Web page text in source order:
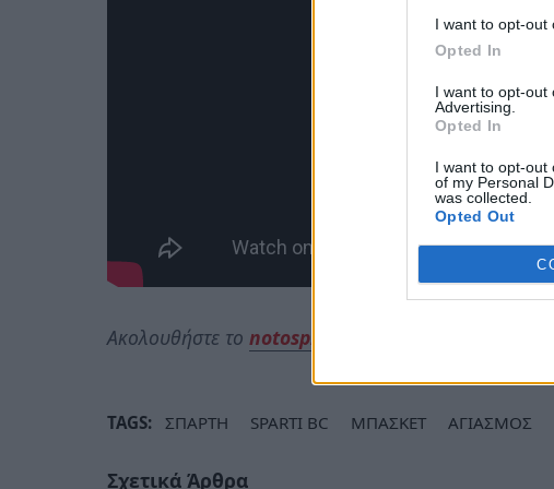
I want to opt-out
Opted In
I want to opt-out
Advertising.
Opted In
I want to opt-out
of my Personal
was collected.
Opted Out
Ακολουθήστε το notospress.gr στο Google News
TAGS: ΣΠΑΡΤΗ SPARTI BC ΜΠΑΣΚΕΤ ΑΓΙΑΣΜΟΣ
Σχετικά Άρθρα